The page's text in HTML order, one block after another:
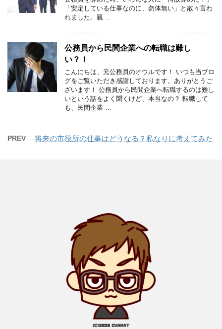
「安定している仕事なのに、勿体無い」と散々言わ
れました。親 …
公務員から民間企業への転職は難し
い？！
こんにちは、元公務員のオウルです！ いつも当ブロ
グをご覧いただき感謝しております。ありがとうご
ざいます！ 公務員から民間企業へ転職するのは難し
いという話をよく聞くけど、本当なの？ 転職して
も、民間企業 …
PREV 将来の市役所の仕事はどうなる？私なりに考えてみた